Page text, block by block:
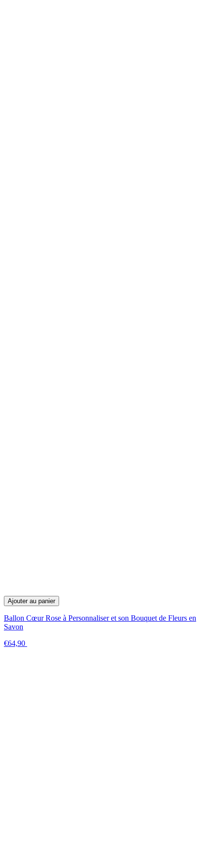
Ajouter au panier
Ballon Cœur Rose à Personnaliser et son Bouquet de Fleurs en
Savon
€64,90